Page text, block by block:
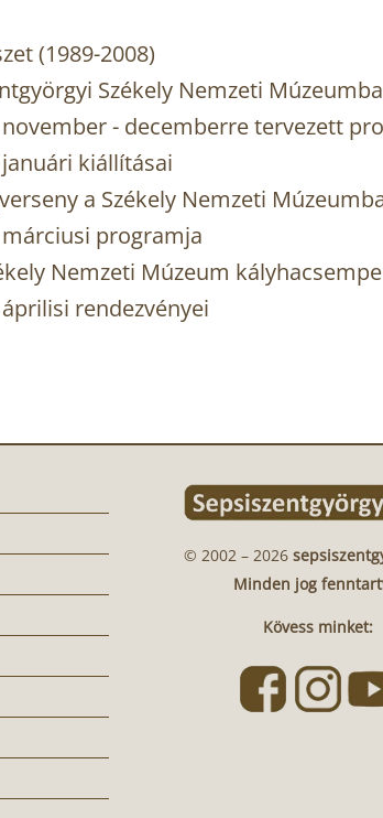
(1989-2008)
Székely Nemzeti
- decemberre tervezett
kiállításai
a Székely Nemzeti
programja
Nemzeti Múzeum
rendezvényei
© 2002 – 2026
Minden jog
Kövess minket: